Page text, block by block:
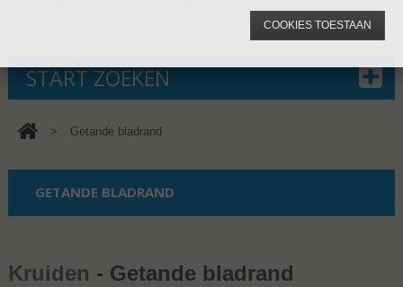
START ZOEKEN
> Getande bladrand
GETANDE BLADRAND
Kruiden - Getande bladrand
COOKIES TOESTAAN